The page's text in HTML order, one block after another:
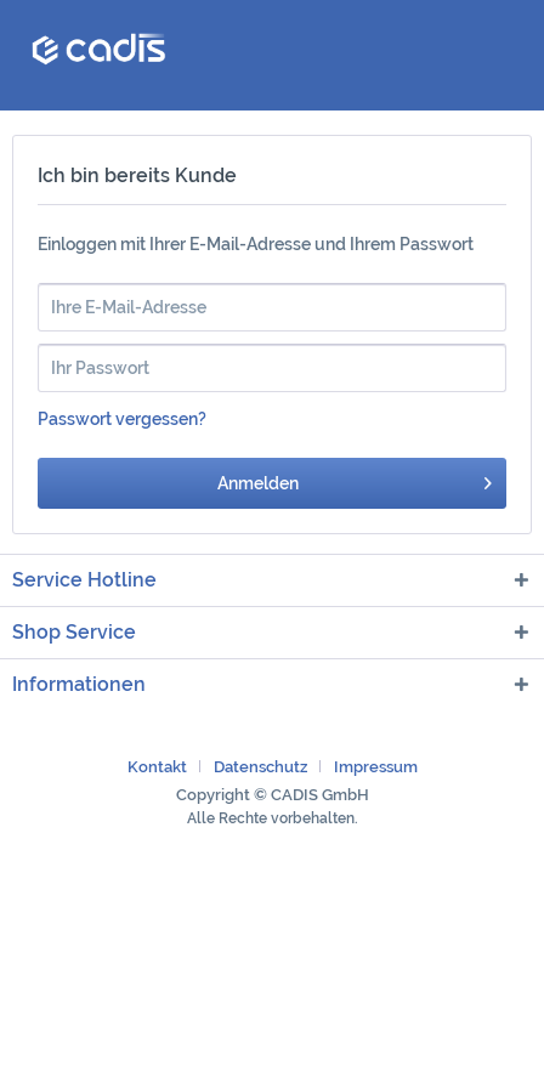
Ich bin bereits Kunde
Einloggen mit Ihrer E-Mail-Adresse und Ihrem Passwort
Passwort vergessen?
Anmelden
Service Hotline
Shop Service
Informationen
Kontakt Datenschutz
Impressum
Copyright © CADIS GmbH
Alle Rechte vorbehalten.